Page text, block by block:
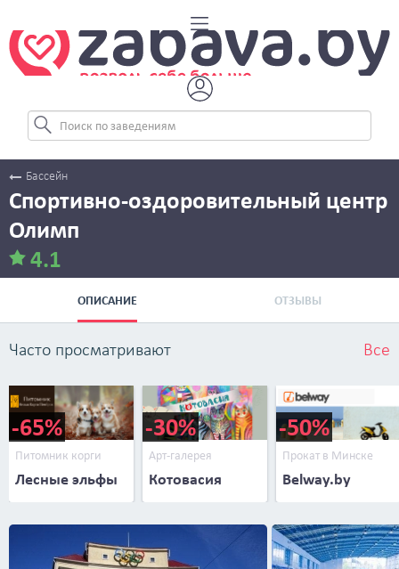
Бассейн
Спортивно-оздоровительный центр
Олимп
4.1
ОПИСАНИЕ ОТЗЫВЫ
Часто просматривают Все
-65%
Питомник корги
Лесные эльфы
-30%
Арт-галерея
Котовасия
-50%
Прокат в Минске
Belway.by